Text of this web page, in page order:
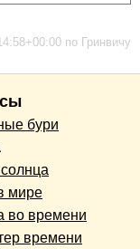
по Гринвичу
бури
мире
во времени
времени